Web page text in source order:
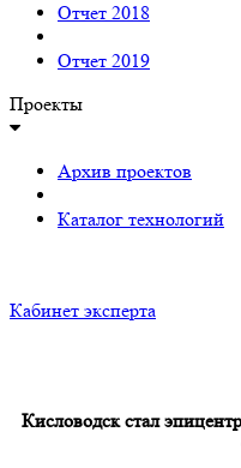
Отчет 2018
Отчет 2019
Проекты
Архив проектов
Каталог технологий
Кабинет эксперта
Кисловодск стал